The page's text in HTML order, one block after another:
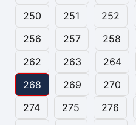
250
251 252
256
257 258
262
263 264
268
269 270
274
275 276